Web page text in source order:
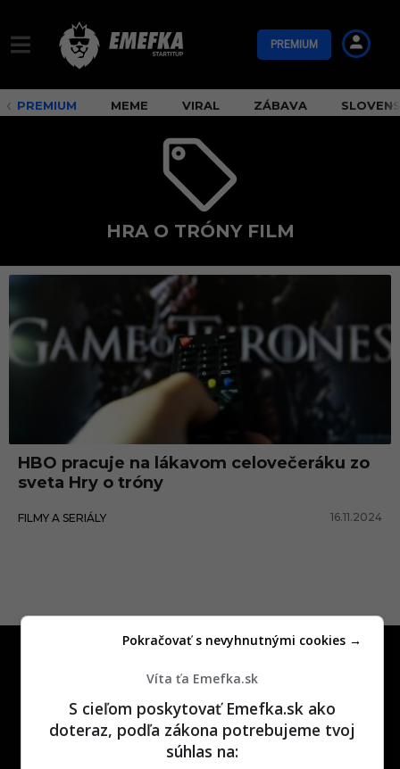
PREMIUM
PREMIUM MEME VIRAL ZÁBAVA
HRA O TRÓNY FILM
H
r
a
o
ó
n
m
HBO pracuje na lákavom celovečeráku zo
sveta Hry o tróny
FILMY A SERIÁLY 16.11.2024
One time najzábavnejšie miesto na
slovenskom internete, next time
Víta ťa Emefka.sk
S cieľom poskytovať Emefka.sk ako
doteraz, podľa zákona potrebujeme tvoj
súhlas na:
Pokračovať s nevyhnutnými cookies →